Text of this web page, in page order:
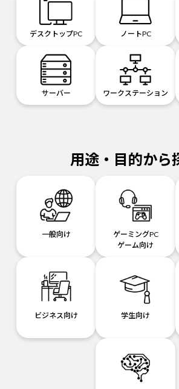
デスクトップPC ノートPC
サーバー ワークステーション
用途・目的から
一般向け
ゲーミングPC
ゲーム向け
ビジネス向け 学生向け